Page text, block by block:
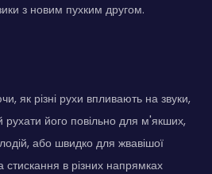
з новим пухким другом.
як різні рухи впливають на звуки,
рухати його повільно для м'якших,
або швидко для жвавішої
стискання в різних напрямках